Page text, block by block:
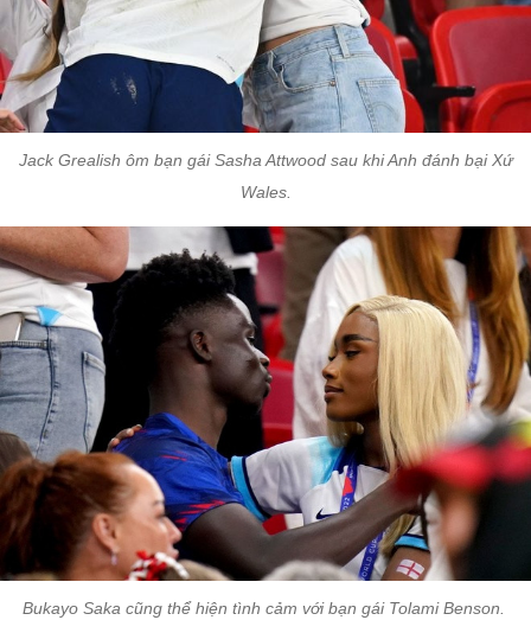
Jack Grealish ôm bạn gái Sasha Attwood sau khi Anh đánh bại Xứ
Wales.
Bukayo Saka cũng thể hiện tình cảm với bạn gái Tolami Benson.